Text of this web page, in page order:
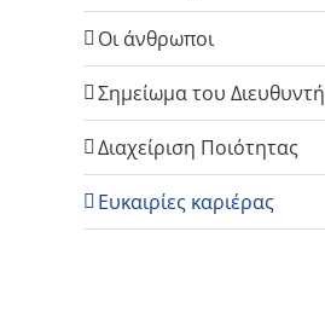
Οι άνθρωποι
Σημείωμα του Διευθυντή
Διαχείριση Ποιότητας
Ευκαιρίες καριέρας